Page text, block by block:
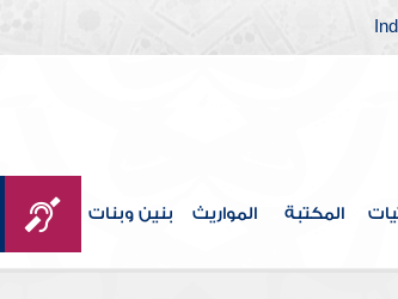
المكتبة المواريث بنين وبنات